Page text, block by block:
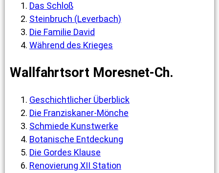
Das Schloß
Steinbruch (Leverbach)
Die Familie David
Während des Krieges
Wallfahrtsort Moresnet-Ch.
Geschichtlicher Überblick
Die Franziskaner-Mönche
Schmiede Kunstwerke
Botanische Entdeckung
Die Gordes Klause
Renovierung XII Station